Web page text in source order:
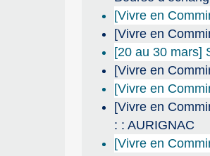
[Vivre en
[Vivre en
[20 au 30 mars]
[Vivre en
[Vivre en
[Vivre en
: : AURIGNAC
[Vivre en